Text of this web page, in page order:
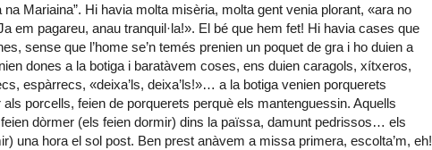
Mariaina”. Hi havia molta misèria, molta gent venia plorant, «ara no
em pagareu, anau tranquil·la!». El bé que hem fet! Hi havia cases que
sense que l’home se’n temés prenien un poquet de gra i ho duien a
dones a la botiga i baratàvem coses, ens duien caragols, xítxeros,
espàrrecs, «deixa’ls, deixa’ls!»… a la botiga venien porquerets
porcells, feien de porquerets perquè els mantenguessin. Aquells
dòrmer (els feien dormir) dins la païssa, damunt pedrissos… els
una hora el sol post. Ben prest anàvem a missa primera, escolta’m, eh!